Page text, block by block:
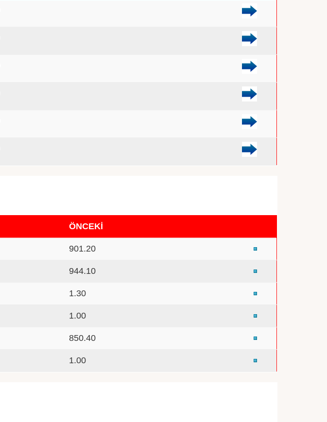
ÖNCEKİ
901.20
944.10
1.30
1.00
850.40
1.00